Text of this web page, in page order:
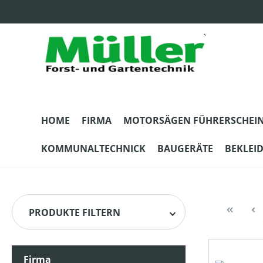
HOME FIRMA MOTORSÄGEN
KOMMUNALTECHNICK BAUGERÄTE
PRODUKTE FILTERN
Firma